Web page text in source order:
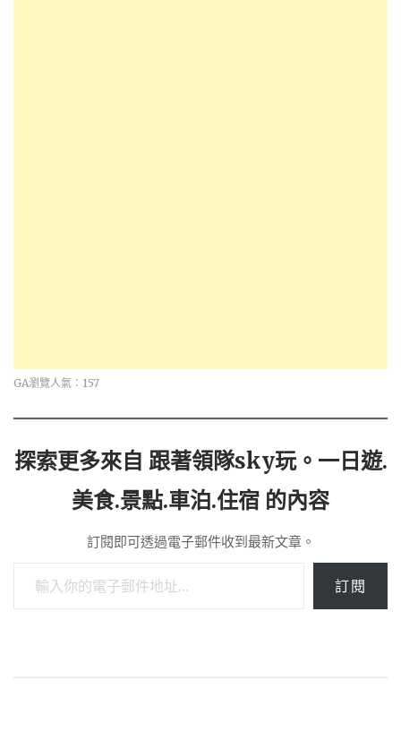
GA瀏覽人氣：157
探索更多來自 跟著領隊sky玩。一日遊.
美食.景點.車泊.住宿 的內容
訂閱即可透過電子郵件收到最新文章。
訂閱